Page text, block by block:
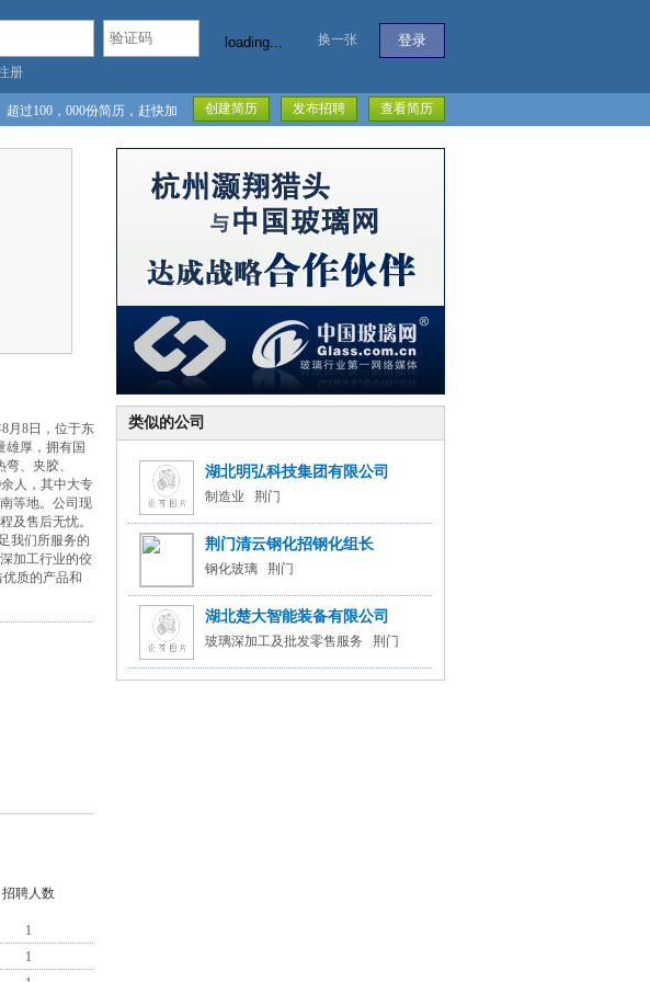
loading... 换一张
册
查看简历
发布招聘
创建简历
超过100，000份简历，赶快加
月8日，位于东
雄厚，拥有国
、夹胶、
人，其中大专
等地。公司现
及售后无忧。
我们所服务的
加工行业的佼
质的产品和
招聘人数
1
1
类似的公司
湖北明弘科技集团有限公司
制造业 荆门
荆门清云钢化招钢化组长
钢化玻璃 荆门
湖北楚大智能装备有限公司
玻璃深加工及批发零售服务 荆门